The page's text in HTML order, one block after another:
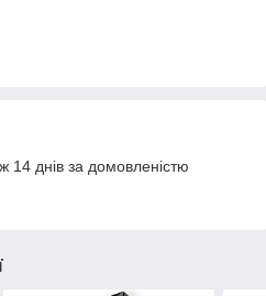
14 днів за домовленістю